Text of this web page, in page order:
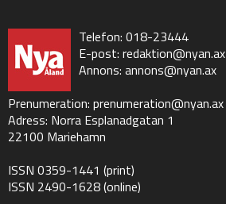
Telefon: 018-23444
E-post: redaktion@nyan.ax
Annons: annons@nyan.ax
Prenumeration: prenumeration@nyan.ax
Adress: Norra Esplanadgatan 1
22100 Mariehamn
ISSN 0359-1441 (print)
ISSN 2490-1628 (online)